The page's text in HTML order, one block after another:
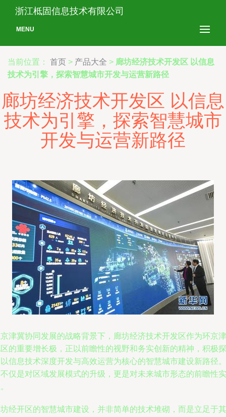
浙江柢固信息技术有限公司
MENU
当前位置： 首页 > 产品大全 > 廊坊经济技术开发区 以信息
技术为引擎，探索智慧城市开发与运营新路径
廊坊经济技术开发区 以信息
技术为引擎，探索智慧城市
开发与运营新路径
津冀协同发展的战略背景下，廊坊经济技术开发区作为环京津
的重要增长极，正以前瞻性的视野和务实创新的精神，积极探
信息技术深度开发与高效运营为核心的智慧城市建设新路径。
仅是对区域发展模式的升级，更是对未来城市形态的前瞻性实
经开区的智慧城市建设，并非简单的技术堆砌，而是立足于其